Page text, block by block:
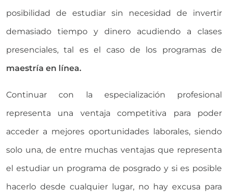
posibilidad de estudiar sin necesidad de invertir
demasiado tiempo y dinero acudiendo a clases
presenciales, tal es el caso de los programas de
maestría en línea.
Continuar con la especialización profesional
representa una ventaja competitiva para poder
acceder a mejores oportunidades laborales, siendo
solo una, de entre muchas ventajas que representa
el estudiar un programa de posgrado y si es posible
hacerlo desde cualquier lugar, no hay excusa para